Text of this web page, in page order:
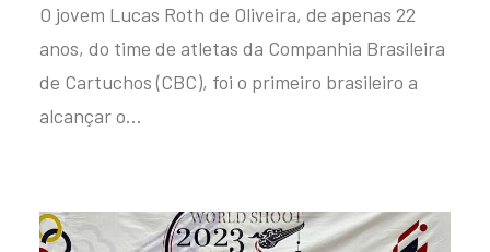
O jovem Lucas Roth de Oliveira, de apenas 22
anos, do time de atletas da Companhia Brasileira
de Cartuchos (CBC), foi o primeiro brasileiro a
alcançar o…